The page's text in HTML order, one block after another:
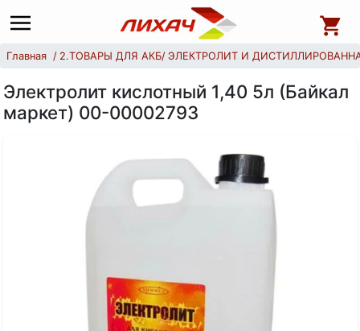
Главная 2.ТОВАРЫ ДЛЯ АКБ ЭЛЕКТРОЛИТ И
Электролит кислотный 1,40 5л (Байкал
маркет) 00-00002793